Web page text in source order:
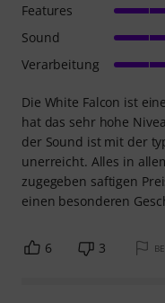
Die White Falcon ist
hat das sehr hohe
der Sound ist mit der
unerreicht. Alles in
zugegeben saftigen
einen besonderen
Features
Sound
Verarbeitung
6 3